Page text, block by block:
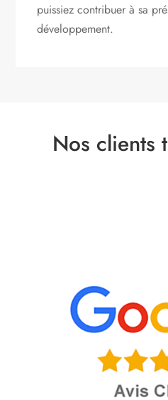
puissiez contribuer à sa
développement.
Nos clients